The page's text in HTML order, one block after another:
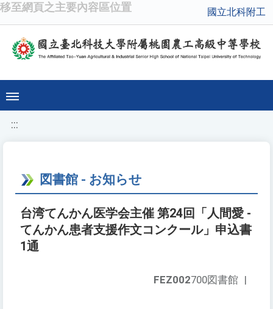
移至網頁之主要內容區位置 國立北科附工
:::
図書館 - お知らせ
台湾てんかん医学会主催 第24回「人間愛 -
てんかん患者支援作文コンクール」申込書
1通
FEZ002700図書館 |